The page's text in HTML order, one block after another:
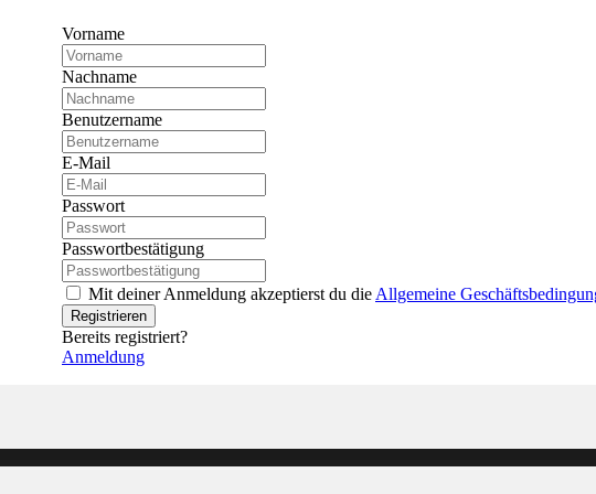
Vorname
Nachname
Benutzername
E-Mail
Passwort
Passwortbestätigung
Mit deiner Anmeldung akzeptierst du die Allgemeine
Registrieren
Bereits registriert?
Anmeldung